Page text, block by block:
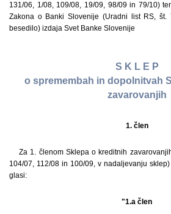
131/06, 1/08, 109/08, 19/09, 98/09 in 79/10)
Zakona o Banki Slovenije (Uradni list RS, št.
besedilo) izdaja Svet Banke Slovenije
S K L E P
o spremembah in dopolnitvah
zavarovanjih
1. člen
Za 1. členom Sklepa o kreditnih
104/07, 112/08 in 100/09, v nadaljevanju
glasi:
"1.a člen